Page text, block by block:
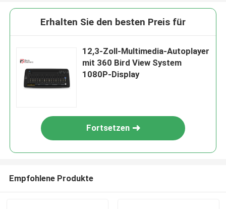
Erhalten Sie den besten Preis für
12,3-Zoll-Multimedia-Autoplayer
mit 360 Bird View System
1080P-Display
Fortsetzen
Empfohlene Produkte